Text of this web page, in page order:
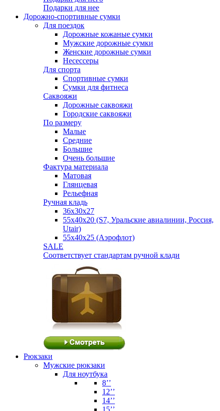
Подарки для нее
Дорожно-спортивные сумки
Для поездок
Дорожные кожаные сумки
Мужские дорожные сумки
Женские дорожные сумки
Несессеры
Для спорта
Спортивные сумки
Сумки для фитнеса
Саквояжи
Дорожные саквояжи
Городские саквояжи
По размеру
Малые
Средние
Большие
Очень большие
Фактура материала
Матовая
Глянцевая
Рельефная
Ручная кладь
36х30x27
55х40х20 (S7, Уральские авиалинии, Россия,
Utair)
55х40х25 (Аэрофлот)
SALE
Соответствует стандартам ручной клади
Рюкзаки
Мужские рюкзаки
Для ноутбука
8’’
12’’
14’’
15’’